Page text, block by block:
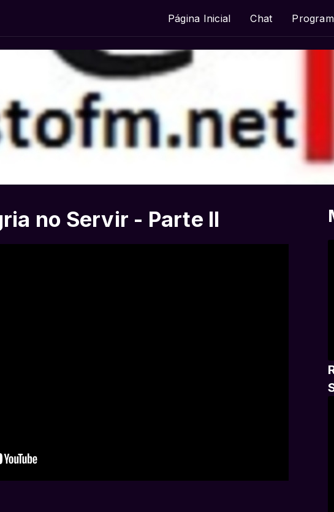
Página Inicial Chat
no Servir - Parte II